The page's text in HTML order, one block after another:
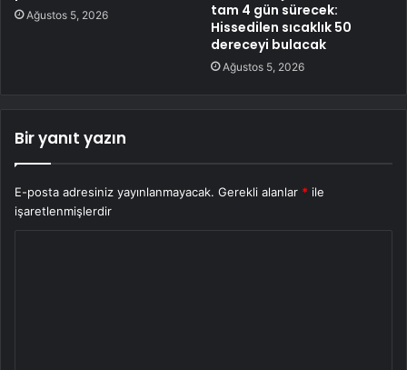
Ağustos 5, 2026
tam 4 gün sürecek:
Hissedilen sıcaklık 50
dereceyi bulacak
Ağustos 5, 2026
Bir yanıt yazın
E-posta adresiniz yayınlanmayacak. Gerekli alanlar * ile
işaretlenmişlerdir